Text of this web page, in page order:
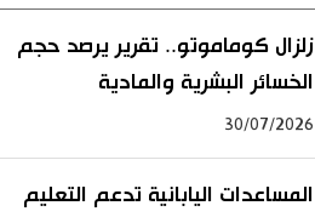
زلزال كوماموتو.. تقرير يرصد حجم
الخسائر البشرية والمادية
30/07/2026
المساعدات اليابانية تدعم التعليم